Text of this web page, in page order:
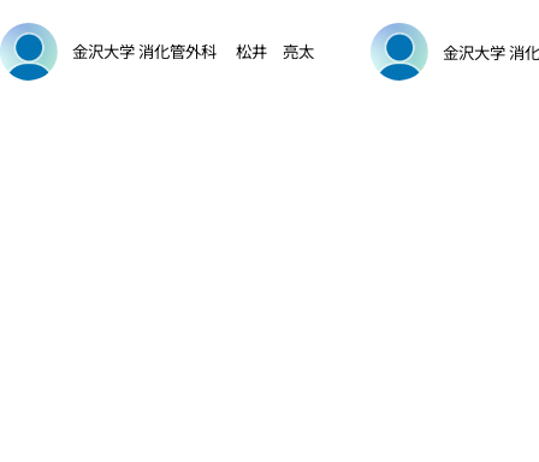
金沢大学 消化管外科 松井 亮太 金沢大学 消